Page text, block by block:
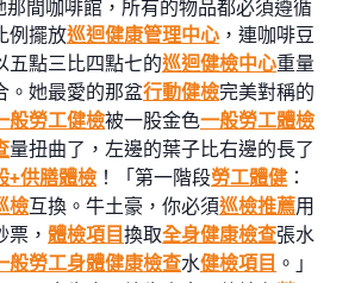
那間咖啡館，所有的物品都必須遵循
例擺放巡迴健康管理中心 ，連咖啡豆
五點三比四點七的巡迴健檢中心重量
。她最愛的那盆行動健檢完美對稱的
般勞工健檢被一股金色一般勞工體檢
量扭曲了，左邊的葉子比右邊的長了
+供膳體檢 ！「第一階段勞工體健 ：
檢互換。牛土豪，你必須巡檢推薦用
， 體檢項目換取全身健康檢查張水
般勞工身體健康檢查水健檢項目 。」